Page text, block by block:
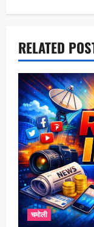
i
o
n
RELATED
चमोली